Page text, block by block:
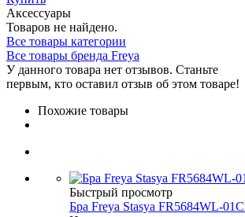
Аксессуары
Товаров не найдено.
Все товары категории
Все товары бренда Freya
У данного товара нет отзывов. Станьте
первым, кто оставил отзыв об этом товаре!
Похожие товары
Быстрый просмотр
Бра Freya Stasya FR5684WL-